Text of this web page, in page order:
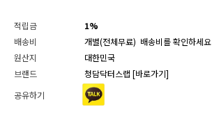
적립금
1%
배송비
개별(전체무료) 배송비를 확인하세요
원산지
대한민국
브랜드
청담닥터스랩 [바로가기]
공유하기